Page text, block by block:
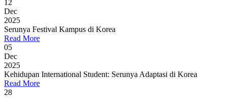
12
Dec
2025
Serunya Festival Kampus di Korea
Read More
05
Dec
2025
Kehidupan International Student: Serunya Adaptasi di Korea
Read More
28